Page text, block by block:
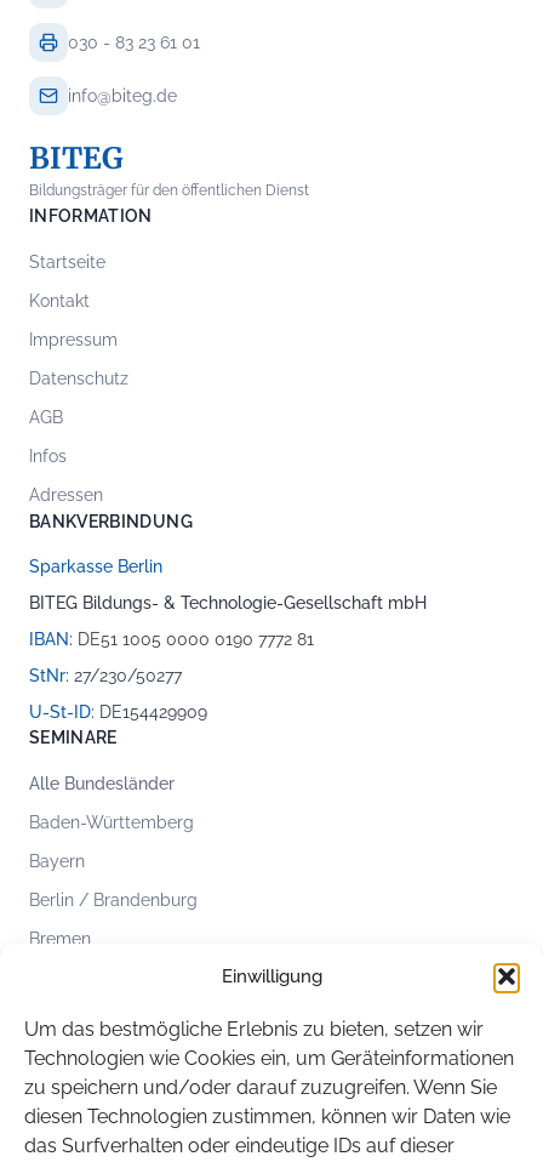
Einwilligung
Um das bestmögliche Erlebnis zu bieten, setzen wir
Technologien wie Cookies ein, um Geräteinformationen
zu speichern und/oder darauf zuzugreifen. Wenn Sie
diesen Technologien zustimmen, können wir Daten wie
das Surfverhalten oder eindeutige IDs auf dieser
030 - 83 23 61 01
info@biteg.de
BITEG
Bildungsträger für den öffentlichen Dienst
INFORMATION
Startseite
Kontakt
Impressum
Datenschutz
AGB
Infos
Adressen
BANKVERBINDUNG
Sparkasse Berlin
BITEG Bildungs- & Technologie-Gesellschaft mbH
IBAN: DE51 1005 0000 0190 7772 81
StNr: 27/230/50277
U-St-ID: DE154429909
SEMINARE
Alle Bundesländer
Baden-Württemberg
Bayern
Berlin / Brandenburg
Bremen
Mecklenburg-Vorpommern
Niedersachsen
Nordrhein-Westfalen